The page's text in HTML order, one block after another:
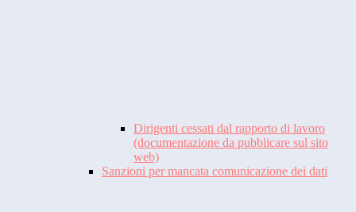
Dirigenti cessati dal rapporto di lavoro
(documentazione da pubblicare sul sito
web)
Sanzioni per mancata comunicazione dei dati